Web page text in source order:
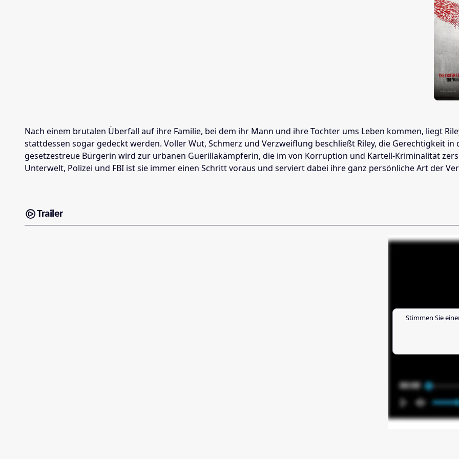
Nach einem brutalen Überfall auf ihre Familie, bei dem ihr Mann und ihre Tochter ums Leben kommen, liegt
stattdessen sogar gedeckt werden. Voller Wut, Schmerz und Verzweiflung beschließt Riley, die Gerechtigkeit
gesetzestreue Bürgerin wird zur urbanen Guerillakämpferin, die im von Korruption und Kartell-Kriminalität
Unterwelt, Polizei und FBI ist sie immer einen Schritt voraus und serviert dabei ihre ganz persönliche Art der
Trailer
Stimmen Sie